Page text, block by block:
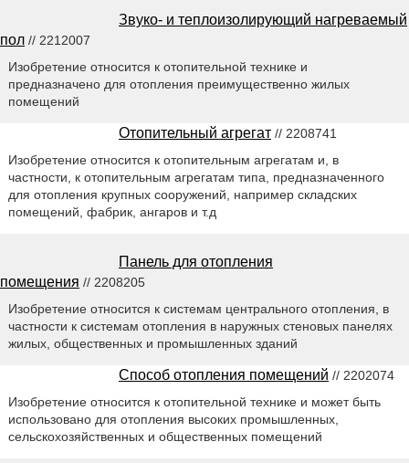
Звуко- и теплоизолирующий нагреваемый
пол // 2212007
Изобретение относится к отопительной технике и
предназначено для отопления преимущественно жилых
помещений
Отопительный агрегат // 2208741
Изобретение относится к отопительным агрегатам и, в
частности, к отопительным агрегатам типа, предназначенного
для отопления крупных сооружений, например складских
помещений, фабрик, ангаров и т.д
Панель для отопления
помещения // 2208205
Изобретение относится к системам центрального отопления, в
частности к системам отопления в наружных стеновых панелях
жилых, общественных и промышленных зданий
Способ отопления помещений // 2202074
Изобретение относится к отопительной технике и может быть
использовано для отопления высоких промышленных,
сельскохозяйственных и общественных помещений